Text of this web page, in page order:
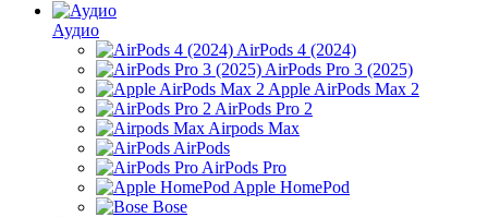
Аудио
AirPods 4 (2024)
AirPods Pro 3 (2025)
Apple AirPods Max 2
AirPods Pro 2
Airpods Max
AirPods
AirPods Pro
Apple HomePod
Bose